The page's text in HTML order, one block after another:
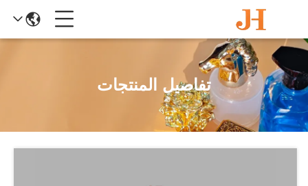
تفاصيل المنتجات